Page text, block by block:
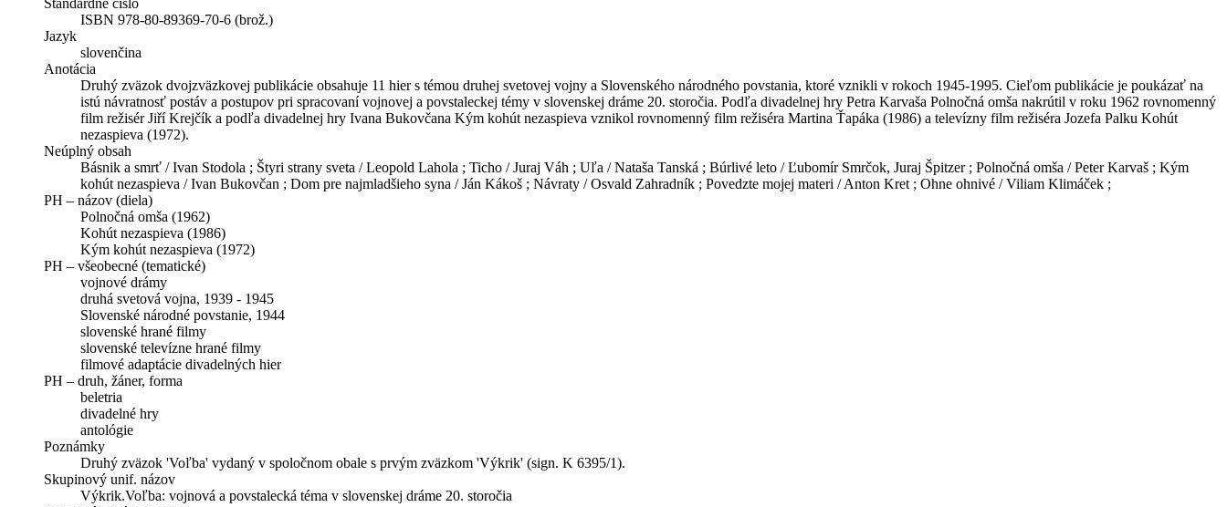
ISBN 978-80-89369-70-6 (brož.)
Jazyk
slovenčina
Anotácia
Druhý zväzok dvojzväzkovej publikácie obsahuje 11 hier s témou druhej svetovej vojny a Slovenského národného povstania, ktoré vznikli v rokoch 1945-1995. Cieľom publikácie je poukázať na
istú návratnosť postáv a postupov pri spracovaní vojnovej a povstaleckej témy v slovenskej dráme 20. storočia. Podľa divadelnej hry Petra Karvaša Polnočná omša nakrútil v roku 1962 rovnomenný
film režisér Jiří Krejčík a podľa divadelnej hry Ivana Bukovčana Kým kohút nezaspieva vznikol rovnomenný film režiséra Martina Ťapáka (1986) a televízny film režiséra Jozefa Palku Kohút
nezaspieva (1972).
Neúplný obsah
Básnik a smrť / Ivan Stodola ; Štyri strany sveta / Leopold Lahola ; Ticho / Juraj Váh ; Uľa / Nataša Tanská ; Búrlivé leto / Ľubomír Smrčok, Juraj Špitzer ; Polnočná omša / Peter Karvaš ; Kým
kohút nezaspieva / Ivan Bukovčan ; Dom pre najmladšieho syna / Ján Kákoš ; Návraty / Osvald Zahradník ; Povedzte mojej materi / Anton Kret ; Ohne ohnivé / Viliam Klimáček ;
PH – názov (diela)
Polnočná omša (1962)
Kohút nezaspieva (1986)
Kým kohút nezaspieva (1972)
PH – všeobecné (tematické)
vojnové drámy
druhá svetová vojna, 1939 - 1945
Slovenské národné povstanie, 1944
slovenské hrané filmy
slovenské televízne hrané filmy
filmové adaptácie divadelných hier
PH – druh, žáner, forma
beletria
divadelné hry
antológie
Poznámky
Druhý zväzok 'Voľba' vydaný v spoločnom obale s prvým zväzkom 'Výkrik' (sign. K 6395/1).
Skupinový unif. názov
Výkrik.Voľba: vojnová a povstalecká téma v slovenskej dráme 20. storočia